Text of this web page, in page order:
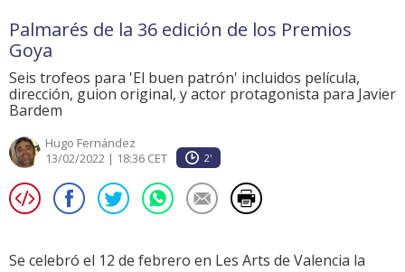
Palmarés de la 36 edición de los Premios
Goya
Seis trofeos para 'El buen patrón' incluidos película,
dirección, guion original, y actor protagonista para Javier
Bardem
Hugo Fernández
13/02/2022 | 18:36 CET
2'
Se celebró el 12 de febrero en Les Arts de Valencia la